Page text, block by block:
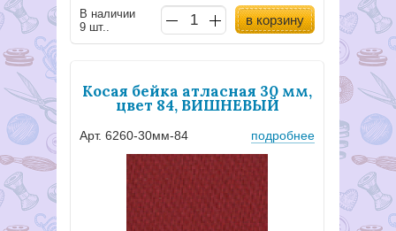
В наличии
9 шт..
в корзину
Косая бейка атласная 30 мм,
цвет 84, ВИШНЕВЫЙ
Арт. 6260-30мм-84 подробнее